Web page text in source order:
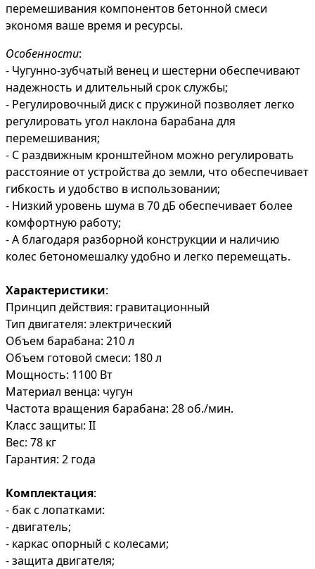
перемешивания компонентов бетонной смеси
экономя ваше время и ресурсы.
Особенности:
- Чугунно-зубчатый венец и шестерни обеспечивают
надежность и длительный срок службы;
- Регулировочный диск с пружиной позволяет легко
регулировать угол наклона барабана для
перемешивания;
- С раздвижным кронштейном можно регулировать
расстояние от устройства до земли, что обеспечивает
гибкость и удобство в использовании;
- Низкий уровень шума в 70 дБ обеспечивает более
комфортную работу;
- А благодаря разборной конструкции и наличию
колес бетономешалку удобно и легко перемещать.
Характеристики:
Принцип действия: гравитационный
Тип двигателя: электрический
Объем барабана: 210 л
Объем готовой смеси: 180 л
Мощность: 1100 Вт
Материал венца: чугун
Частота вращения барабана: 28 об./мин.
Класс защиты: II
Вес: 78 кг
Гарантия: 2 года
Комплектация:
- бак с лопатками:
- двигатель;
- каркас опорный с колесами;
- защита двигателя;